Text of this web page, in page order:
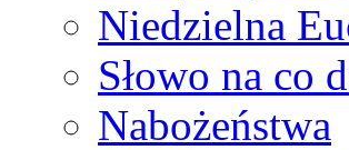
Niedzielna
Słowo na co
Nabożeństwa